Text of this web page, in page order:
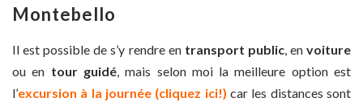
Montebello
Il est possible de s’y rendre en transport public, envoiture
ou en tour guidé, mais selon moi la meilleure option est
l’excursion à la journée (cliquez ici!) car les distances sont